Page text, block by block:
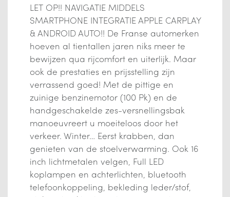
LET OP!! NAVIGATIE MIDDELS
SMARTPHONE INTEGRATIE APPLE CARPLAY
& ANDROID AUTO!! De Franse automerken
hoeven al tientallen jaren niks meer te
bewijzen qua rijcomfort en uiterlijk. Maar
ook de prestaties en prijsstelling zijn
verrassend goed! Met de pittige en
zuinige benzinemotor (100 Pk) en de
handgeschakelde zes-versnellingsbak
manoeuvreert u moeiteloos door het
verkeer. Winter… Eerst krabben, dan
genieten van de stoelverwarming. Ook 16
inch lichtmetalen velgen, Full LED
koplampen en achterlichten, bluetooth
telefoonkoppeling, bekleding leder/stof,